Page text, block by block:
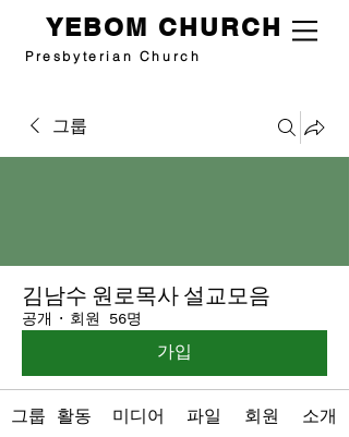
Presbyterian Church
YEBOM CHURCH
그룹
김남수 원로목사 설교모음
공개 · 회원 56명
가입
그룹 활동 미디어 파일 회원 소개